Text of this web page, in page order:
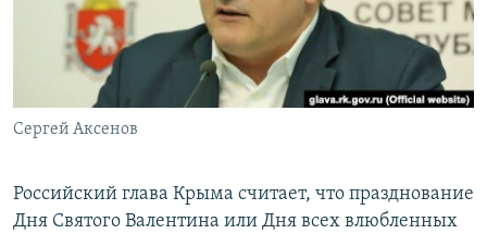
ПОБЕДИТЕЛЕЙ НЕ СУДЯТ?
КРЫМ.НЕПОКОРЕННЫЙ
УКРАИНСКАЯ ПРОБЛЕМА КРЫМА
ПРИСОЕДИНЯЙТЕСЬ!
Сергей Аксенов
Российский глава Крыма считает, что празднование
Дня Святого Валентина или Дня всех влюбленных